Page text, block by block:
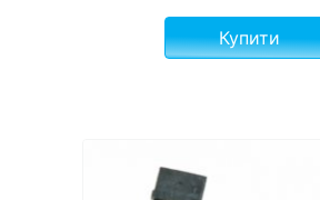
Купити